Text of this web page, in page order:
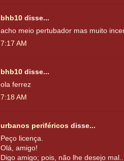
bhb10 disse...
acho meio pertubador mas muito
7:17 AM
bhb10 disse...
ola ferrez
7:18 AM
urbanos periféricos disse...
Peço licença.
Olá, amigo!
Digo amigo; pois, não lhe desejo